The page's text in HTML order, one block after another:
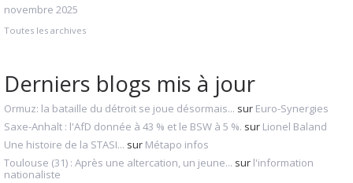
novembre 2025
Toutes les archives
Derniers blogs mis à jour
Ormuz: la bataille du détroit se joue désormais... sur Euro-Synergies
Saxe-Anhalt : l'AfD donnée à 43 % et le BSW à 5 %. sur Lionel Baland
Une histoire de la STASI... sur Métapo infos
Toulouse (31) : Après une altercation, un jeune... sur l'information
nationaliste